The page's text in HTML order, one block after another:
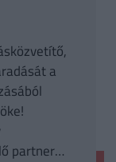
a
partner